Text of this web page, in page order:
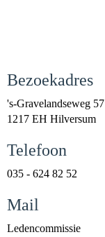
Bezoekadres
's-Gravelandseweg 57
1217 EH Hilversum
Telefoon
035 - 624 82 52
Mail
Ledencommissie